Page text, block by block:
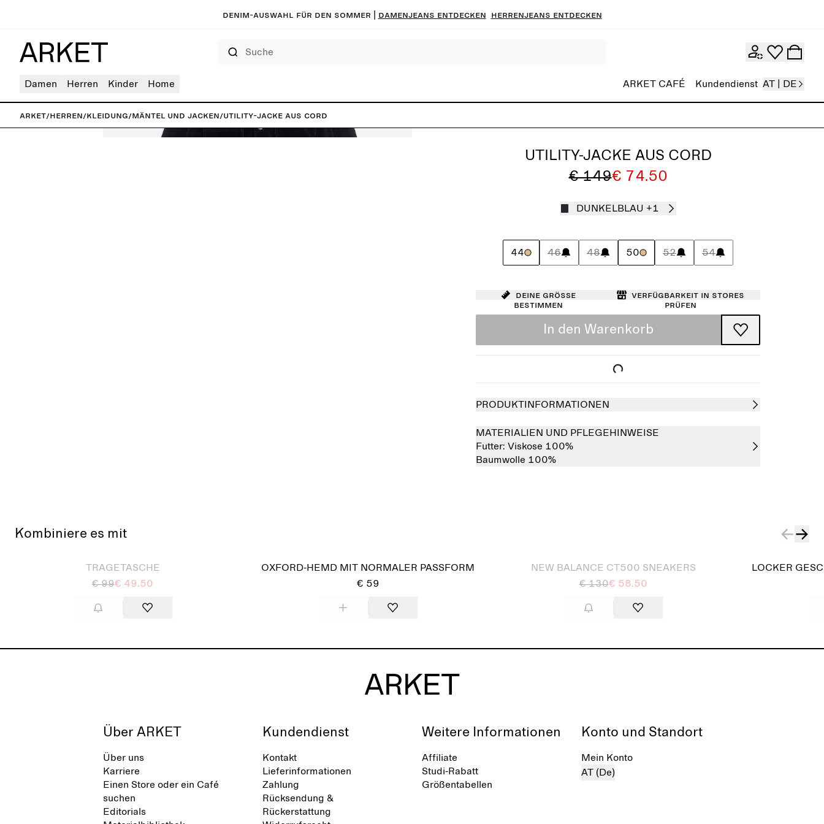
Denim-Auswahl für den Sommer | Damenjeans entdecken Herrenjeans entdecken
Damen Herren Kinder Home ARKET CAFÉ Kundendienst AT | DE
ARKET/Herren/Kleidung/Mäntel und Jacken/Utility-Jacke aus Cord
UTILITY-JACKE AUS CORD
€ 149€ 74.50
DUNKELBLAU +1
44 46 48 50 52 54
Deine Größe
bestimmen
Verfügbarkeit in Stores
prüfen
In den Warenkorb
PRODUKTINFORMATIONEN
MATERIALIEN UND PFLEGEHINWEISE
Futter: Viskose 100%
Baumwolle 100%
Kombiniere es mit
Ausverkauft
TRAGETASCHE
€ 99€ 49.50
OXFORD-HEMD MIT NORMALER PASSFORM
€ 59
NEW BALANCE CT500 SNEAKERS
€ 130€ 58.50
LOCKER
Über ARKET
Über uns
Karriere
Einen Store oder ein Café
suchen
Editorials
Kundendienst
Kontakt
Lieferinformationen
Zahlung
Rücksendung &
Rückerstattung
Weitere Informationen
Affiliate
Studi-Rabatt
Größentabellen
Konto und Standort
Mein Konto
AT (De)